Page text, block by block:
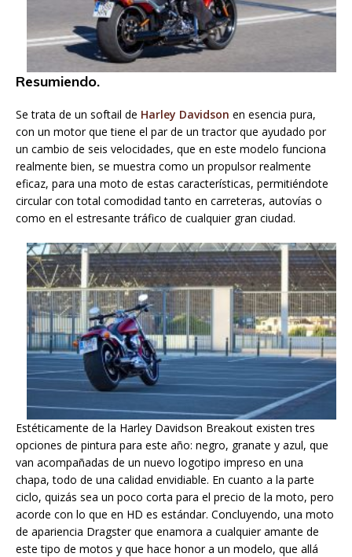
Resumiendo.
Se trata de un softail de Harley Davidson en esencia pura,
con un motor que tiene el par de un tractor que ayudado por
un cambio de seis velocidades, que en este modelo funciona
realmente bien, se muestra como un propulsor realmente
eficaz, para una moto de estas características, permitiéndote
circular con total comodidad tanto en carreteras, autovías o
como en el estresante tráfico de cualquier gran ciudad.
Estéticamente de la Harley Davidson Breakout existen tres
opciones de pintura para este año: negro, granate y azul, que
van acompañadas de un nuevo logotipo impreso en una
chapa, todo de una calidad envidiable. En cuanto a la parte
ciclo, quizás sea un poco corta para el precio de la moto, pero
acorde con lo que en HD es estándar. Concluyendo, una moto
de apariencia Dragster que enamora a cualquier amante de
este tipo de motos y que hace honor a un modelo, que allá